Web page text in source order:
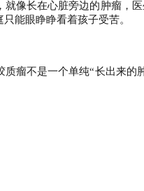
就像长在心脏旁边的肿瘤，
能眼睁睁看着孩子受苦。
瘤不是一个单纯“长出来